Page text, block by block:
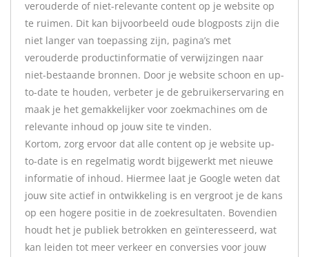
verouderde of niet-relevante content op je website op
te ruimen. Dit kan bijvoorbeeld oude blogposts zijn die
niet langer van toepassing zijn, pagina’s met
verouderde productinformatie of verwijzingen naar
niet-bestaande bronnen. Door je website schoon en up-
to-date te houden, verbeter je de gebruikerservaring en
maak je het gemakkelijker voor zoekmachines om de
relevante inhoud op jouw site te vinden.
Kortom, zorg ervoor dat alle content op je website up-
to-date is en regelmatig wordt bijgewerkt met nieuwe
informatie of inhoud. Hiermee laat je Google weten dat
jouw site actief in ontwikkeling is en vergroot je de kans
op een hogere positie in de zoekresultaten. Bovendien
houdt het je publiek betrokken en geïnteresseerd, wat
kan leiden tot meer verkeer en conversies voor jouw